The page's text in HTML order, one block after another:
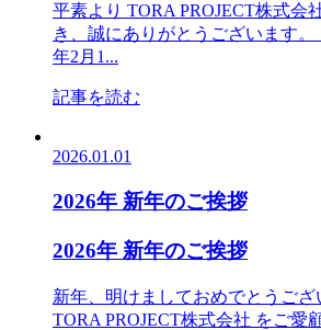
平素より TORA PROJECT株式会
き、誠にありがとうございます。
年2月1...
記事を読む
2026.01.01
2026年 新年のご挨拶
2026年 新年のご挨拶
新年、明けましておめでとうござ
TORA PROJECT株式会社 をご愛